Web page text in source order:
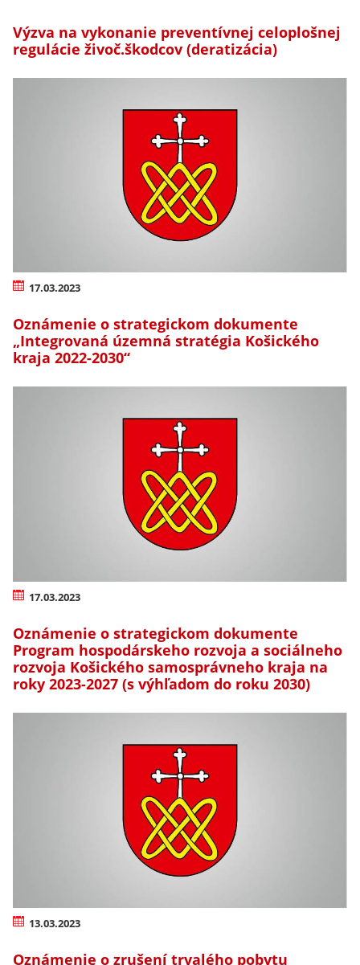
Výzva na vykonanie preventívnej celoplošnej
regulácie živoč.škodcov (deratizácia)
17.03.2023
Oznámenie o strategickom dokumente
„Integrovaná územná stratégia Košického
kraja 2022-2030“
17.03.2023
Oznámenie o strategickom dokumente
Program hospodárskeho rozvoja a sociálneho
rozvoja Košického samosprávneho kraja na
roky 2023-2027 (s výhľadom do roku 2030)
13.03.2023
Oznámenie o zrušení trvalého pobytu